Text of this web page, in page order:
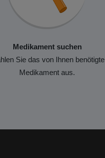
Medikament suchen
Sie das von Ihnen benötigte
Medikament aus.